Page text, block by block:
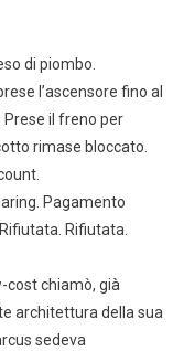
di piombo.
l’ascensore fino al
Prese il freno per
rimase bloccato.
Pagamento
Rifiutata.
cost chiamò, già
architettura della sua
sedeva